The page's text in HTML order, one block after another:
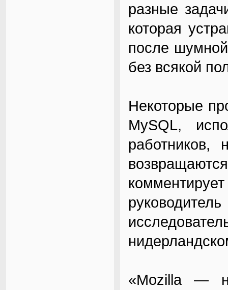
разные
которая
после
без всякой
Некоторые
MySQL,
работников,
«Mozilla —